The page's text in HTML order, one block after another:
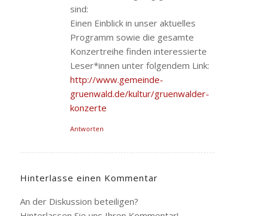
sind:
Einen Einblick in unser aktuelles
Programm sowie die gesamte
Konzertreihe finden interessierte
Leser*innen unter folgendem Link:
http://www.gemeinde-
gruenwald.de/kultur/gruenwalder-
konzerte
Antworten
Hinterlasse einen Kommentar
An der Diskussion beteiligen?